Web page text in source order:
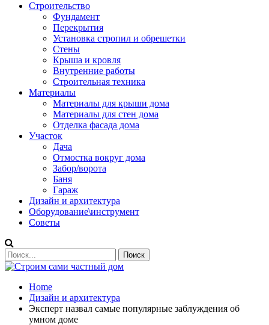
Строительство
Фундамент
Перекрытия
Установка стропил и обрешетки
Стены
Крыша и кровля
Внутренние работы
Строительная техника
Материалы
Материалы для крыши дома
Материалы для стен дома
Отделка фасада дома
Участок
Дача
Отмостка вокруг дома
Забор/ворота
Баня
Гараж
Дизайн и архитектура
Оборудование\инструмент
Советы
Home
Дизайн и архитектура
Эксперт назвал самые популярные заблуждения об
умном доме